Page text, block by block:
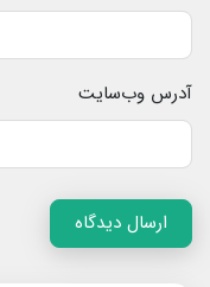
آدرس وب‌سایت
ارسال دیدگاه